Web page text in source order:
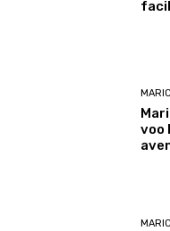
voo